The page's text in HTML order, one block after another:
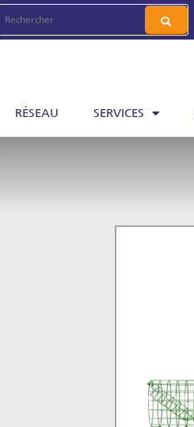
RÉSEAU SERVICES